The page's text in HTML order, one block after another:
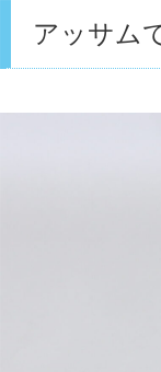
アッサム